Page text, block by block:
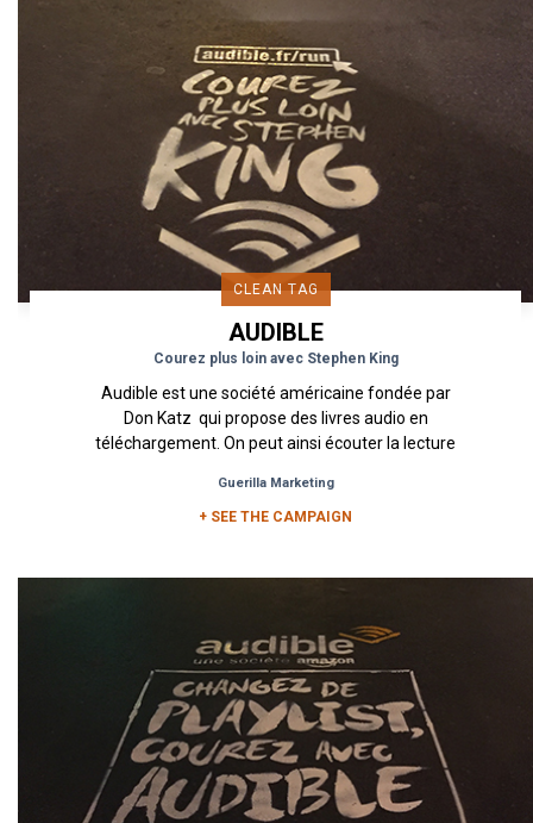
CLEAN TAG
AUDIBLE
Courez plus loin avec Stephen King
Audible est une société américaine fondée par
Don Katz qui propose des livres audio en
téléchargement. On peut ainsi écouter la lecture
Guerilla Marketing
+ SEE THE CAMPAIGN